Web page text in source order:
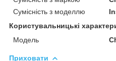
Сумісність з моделлю
Користувальницькі
Мoдель
Приховати